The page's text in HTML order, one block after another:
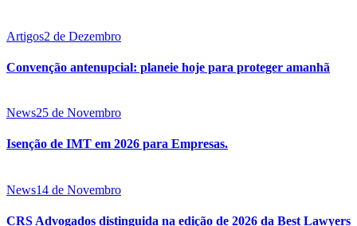
Artigos2 de Dezembro
Convenção antenupcial: planeie hoje para proteger amanhã
News25 de Novembro
Isenção de IMT em 2026 para Empresas.
News14 de Novembro
CRS Advogados distinguida na edição de 2026 da Best Lawyers